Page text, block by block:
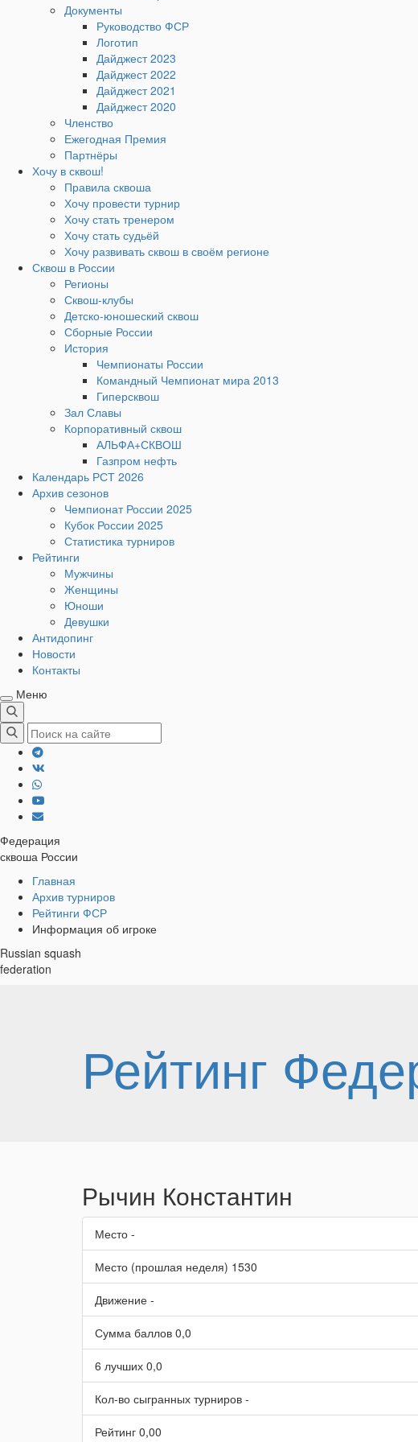
Документы
Руководство ФСР
Логотип
Дайджест 2023
Дайджест 2022
Дайджест 2021
Дайджест 2020
Членство
Ежегодная Премия
Партнёры
Хочу в сквош!
Правила сквоша
Хочу провести турнир
Хочу стать тренером
Хочу стать судьёй
Хочу развивать сквош в своём регионе
Сквош в России
Регионы
Сквош-клубы
Детско-юношеский сквош
Сборные России
История
Чемпионаты России
Командный Чемпионат мира 2013
Гиперсквош
Зал Славы
Корпоративный сквош
АЛЬФА+СКВОШ
Газпром нефть
Календарь РСТ 2026
Архив сезонов
Чемпионат России 2025
Кубок России 2025
Статистика турниров
Рейтинги
Мужчины
Женщины
Юноши
Девушки
Антидопинг
Новости
Контакты
Меню
Федерация
сквоша России
Хлебные
крошки
Главная
Архив турниров
Рейтинги ФСР
Информация об игроке
Russian squash
federation
Рейтинг
Рычин Константин
Место -
Место (прошлая неделя) 1530
Движение -
Сумма баллов 0,0
6 лучших 0,0
Кол-во сыгранных турниров -
Рейтинг 0,00